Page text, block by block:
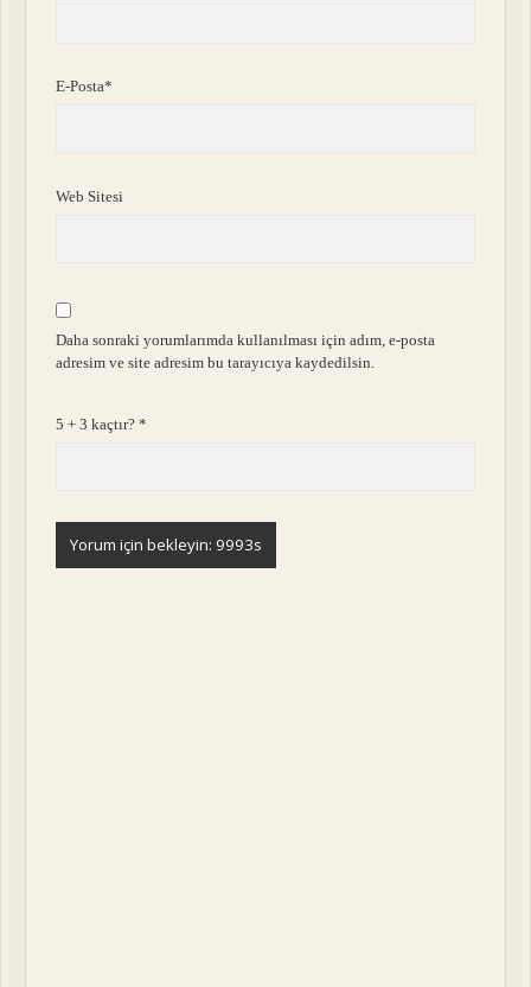
E-Posta*
Web Sitesi
Daha sonraki yorumlarımda kullanılması için adım, e-posta
adresim ve site adresim bu tarayıcıya kaydedilsin.
5 + 3 kaçtır?*